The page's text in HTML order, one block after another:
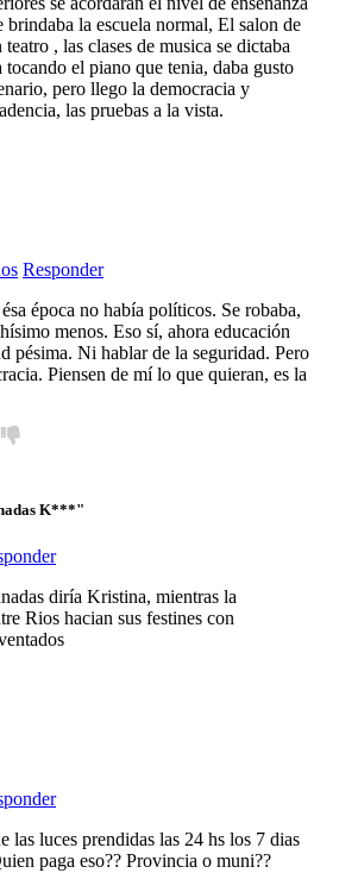
brindaba la escuela normal, El salon de
, las clases de musica se dictaba
tocando el piano que tenia, daba gusto
pero llego la democracia y
las pruebas a la vista.
Responder
época no había políticos. Se robaba,
menos. Eso sí, ahora educación
pésima. Ni hablar de la seguridad. Pero
Piensen de mí lo que quieran, es la
K***"
diría Kristina, mientras la
Rios hacian sus festines con
las luces prendidas las 24 hs los 7 dias
paga eso?? Provincia o muni??